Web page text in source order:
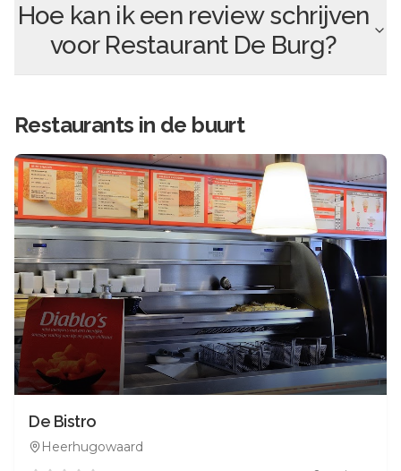
Hoe kan ik een review schrijven
voor Restaurant De Burg?
Restaurants in de buurt
De Bistro
Heerhugowaard